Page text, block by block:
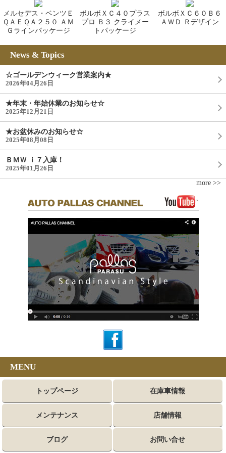
メルセデス・ベンツＥ
ＱＡＥＱＡ２５０ ＡＭ
Ｇラインパッケージ
ボルボＸＣ４０プラス
プロ Ｂ３ クライメー
トパッケージ
ボルボＸＣ６０Ｂ６
ＡＷＤ Ｒデザイン
News & Topics
☆ゴールデンウィーク営業案内★
2026年04月26日
★年末・年始休業のお知らせ☆
2025年12月21日
★お盆休みのお知らせ☆
2025年08月08日
ＢＭＷ ｉ７入庫！
2025年01月26日
more >>
MENU
トップページ 在庫車情報
メンテナンス 店舗情報
ブログ お問い合せ